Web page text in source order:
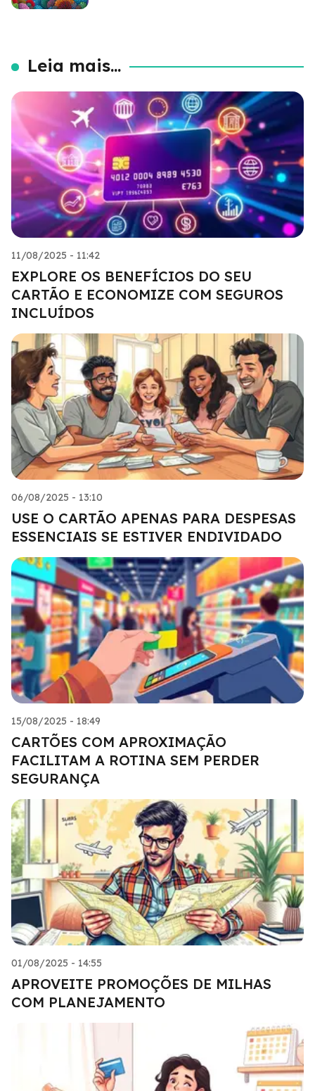
Leia mais...
11/08/2025 - 11:42
EXPLORE OS BENEFÍCIOS DO SEU
CARTÃO E ECONOMIZE COM SEGUROS
INCLUÍDOS
06/08/2025 - 13:10
USE O CARTÃO APENAS PARA DESPESAS
ESSENCIAIS SE ESTIVER ENDIVIDADO
15/08/2025 - 18:49
CARTÕES COM APROXIMAÇÃO
FACILITAM A ROTINA SEM PERDER
SEGURANÇA
01/08/2025 - 14:55
APROVEITE PROMOÇÕES DE MILHAS
COM PLANEJAMENTO